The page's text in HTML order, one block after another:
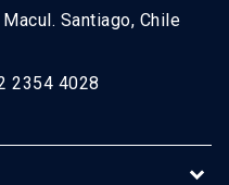
Santiago, Chile
2354 4028